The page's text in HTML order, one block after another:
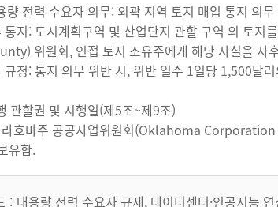
량 전력 수요자 의무: 외곽 지역 토지 매입 통지 의
통지: 도시계획구역 및 산업단지 관할 구역 외 토지
위원회, 인접 토지 소유주에게 해당 사실을 사
규정: 통지 의무 위반 시, 위반 일수 1일당 1,500달
관할권 및 시행일(제5조~제9조)
호마주 공공사업위원회(Oklahoma Corporation
유함.
대용량 전력 수요자 규제, 데이터센터·인공지능